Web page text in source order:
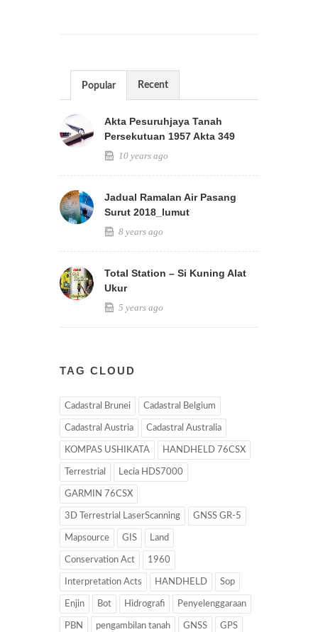
Popular Recent
Akta Pesuruhjaya Tanah
Persekutuan 1957 Akta 349
10 years ago
Jadual Ramalan Air Pasang
Surut 2018_lumut
8 years ago
Total Station – Si Kuning Alat
Ukur
5 years ago
TAG CLOUD
Cadastral Brunei Cadastral Belgium
Cadastral Austria Cadastral Australia
KOMPAS USHIKATA HANDHELD 76CSX
Terrestrial Lecia HDS7000
GARMIN 76CSX
3D Terrestrial LaserScanning GNSS GR-5
Mapsource GIS Land
Conservation Act 1960
Interpretation Acts HANDHELD Sop
Enjin Bot Hidrografi Penyelenggaraan
PBN pengambilan tanah GNSS GPS